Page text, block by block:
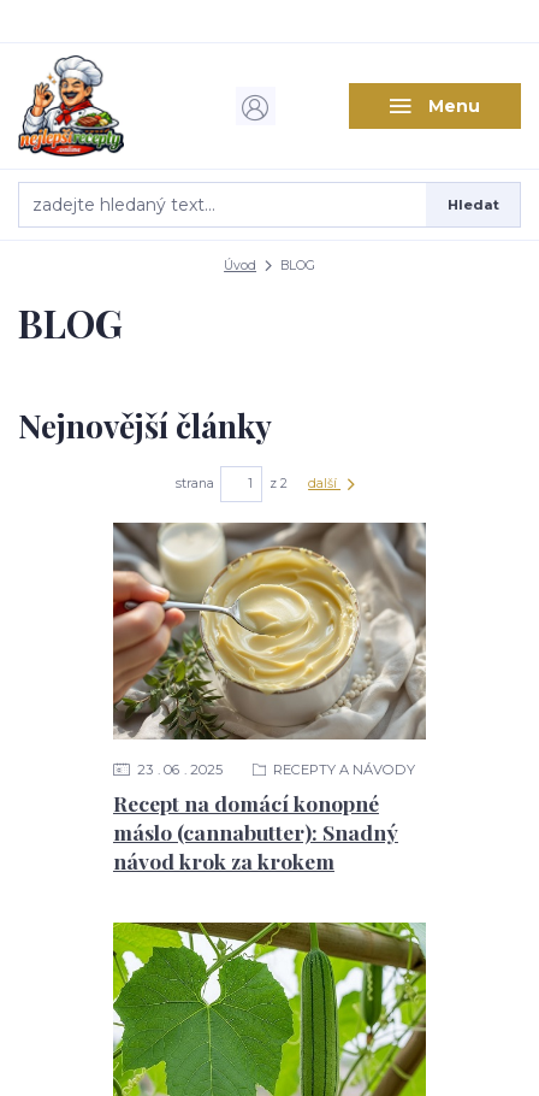
Menu
Hledat
Úvod BLOG
BLOG
Nejnovější články
strana z 2 další
Recept na domácí konopné
máslo (cannabutter): Snadný
návod krok za krokem
23 06 2025 RECEPTY A NÁVODY